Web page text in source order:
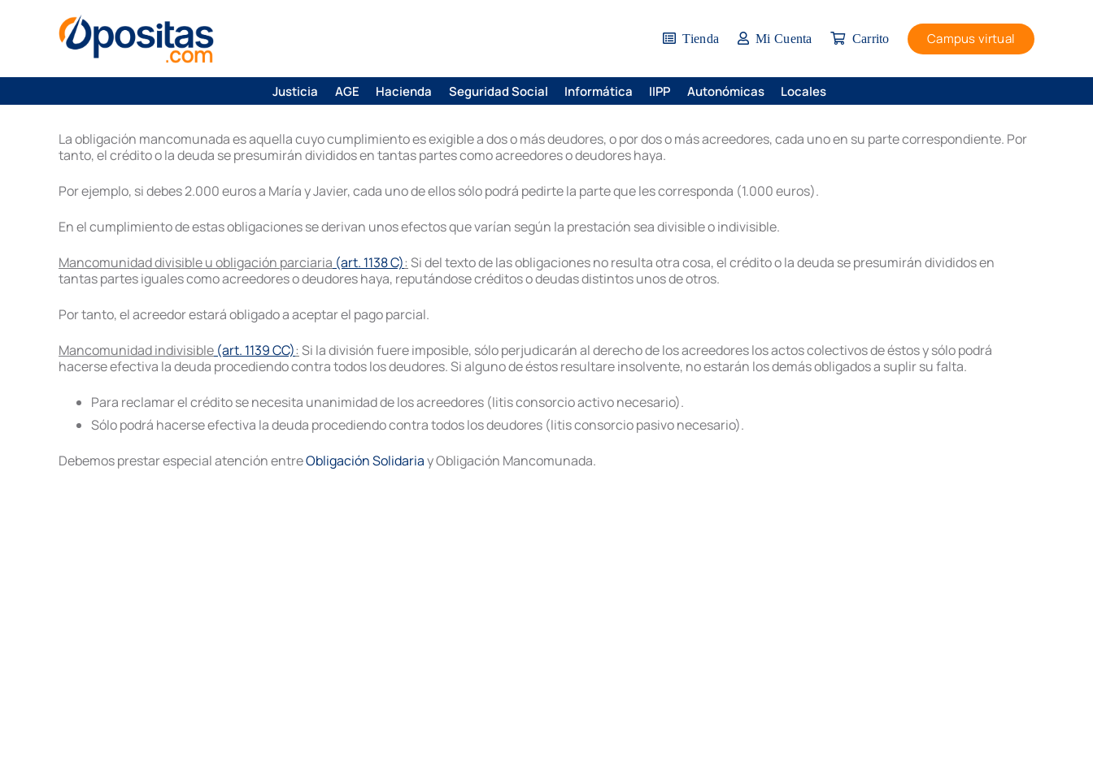
Tienda Mi Cuenta Carrito Campus virtual
Justicia AGE Hacienda Seguridad Social Informática IIPP Autonómicas Locales
La obligación mancomunada es aquella cuyo cumplimiento es exigible a dos o más deudores, o por dos o más acreedores, cada uno en su parte correspondiente. Por
tanto, el crédito o la deuda se presumirán divididos en tantas partes como acreedores o deudores haya.
Por ejemplo, si debes 2.000 euros a María y Javier, cada uno de ellos sólo podrá pedirte la parte que les corresponda (1.000 euros).
En el cumplimiento de estas obligaciones se derivan unos efectos que varían según la prestación sea divisible o indivisible.
Mancomunidad divisible u obligación parciaria (art. 1138 C): Si del texto de las obligaciones no resulta otra cosa, el crédito o la deuda se presumirán divididos en
tantas partes iguales como acreedores o deudores haya, reputándose créditos o deudas distintos unos de otros.
Por tanto, el acreedor estará obligado a aceptar el pago parcial.
Mancomunidad indivisible (art. 1139 CC): Si la división fuere imposible, sólo perjudicarán al derecho de los acreedores los actos colectivos de éstos y sólo podrá
hacerse efectiva la deuda procediendo contra todos los deudores. Si alguno de éstos resultare insolvente, no estarán los demás obligados a suplir su falta.
Para reclamar el crédito se necesita unanimidad de los acreedores (litis consorcio activo necesario).
Sólo podrá hacerse efectiva la deuda procediendo contra todos los deudores (litis consorcio pasivo necesario).
Debemos prestar especial atención entreObligación Solidariay Obligación Mancomunada.